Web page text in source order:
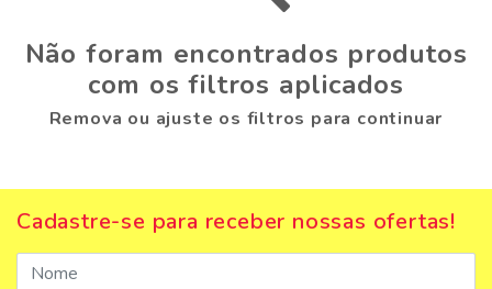
Não foram encontrados produtos
com os filtros aplicados
Remova ou ajuste os filtros para continuar
Cadastre-se para receber nossas ofertas!